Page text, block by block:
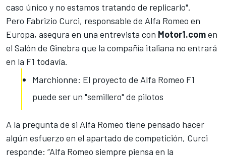
caso único y no estamos tratando de replicarlo".
Pero Fabrizio Curci, responsable de Alfa Romeo en
Europa, asegura en una entrevista con Motor1.comen
el Salón de Ginebra que la compañía italiana no entrará
en la F1 todavía.
Marchionne: El proyecto de Alfa Romeo F1
puede ser un "semillero" de pilotos
A la pregunta de si Alfa Romeo tiene pensado hacer
algún esfuerzo en el apartado de competición, Curci
responde: “Alfa Romeo siempre piensa en la